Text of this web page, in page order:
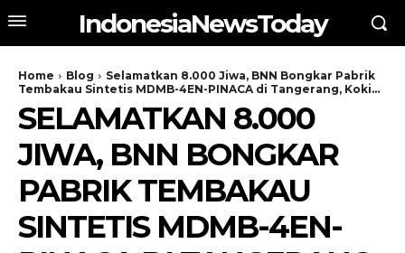
IndonesiaNewsToday
Home Blog
Selamatkan 8.000 Jiwa, BNN Bongkar Pabrik
Tembakau Sintetis MDMB-4EN-PINACA di Tangerang, Koki...
SELAMATKAN 8.000
JIWA, BNN BONGKAR
PABRIK TEMBAKAU
SINTETIS MDMB-4EN-